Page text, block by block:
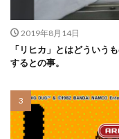
2019年8月14日
「リヒカ」とはどういう
するとの事。